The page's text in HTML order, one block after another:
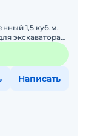
1,5 куб.м.
экcкaватора
Написать